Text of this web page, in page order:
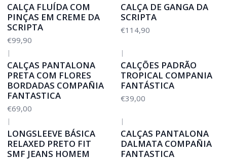
CALÇA FLUÍDA COM
PINÇAS EM CREME DA
SCRIPTA
€99,90
CALÇA DE GANGA DA
SCRIPTA
€114,90
|
CALÇAS PANTALONA
PRETA COM FLORES
BORDADAS COMPAÑIA
FANTASTICA
€69,00
|
CALÇÕES PADRÃO
TROPICAL COMPANIA
FANTÁSTICA
€39,00
|
LONGSLEEVE BÁSICA
RELAXED PRETO FIT
SMF JEANS HOMEM
|
CALÇAS PANTALONA
DALMATA COMPAÑIA
FANTASTICA